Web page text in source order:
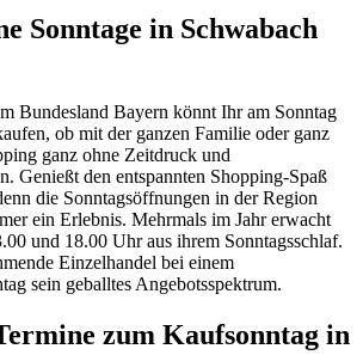
Sonntage in Schwabach
Bundesland Bayern könnt Ihr am Sonntag
ob mit der ganzen Familie oder ganz
ganz ohne Zeitdruck und
Genießt den entspannten Shopping-Spaß
die Sonntagsöffnungen in der Region
ein Erlebnis. Mehrmals im Jahr erwacht
und 18.00 Uhr aus ihrem Sonntagsschlaf.
Einzelhandel bei einem
sein geballtes Angebotsspektrum.
zum Kaufsonntag in